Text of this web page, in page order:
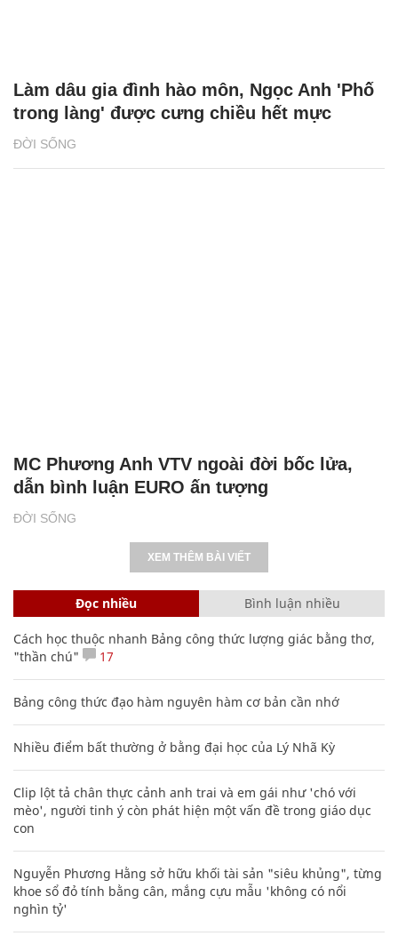
ĐỜI SỐNG
Làm dâu gia đình hào môn, Ngọc Anh 'Phố
trong làng' được cưng chiều hết mực
ĐỜI SỐNG
MC Phương Anh VTV ngoài đời bốc lửa,
dẫn bình luận EURO ấn tượng
XEM THÊM BÀI VIẾT
Đọc nhiều Bình luận nhiều
Cách học thuộc nhanh Bảng công thức lượng giác bằng thơ,
"thần chú"
17
Bảng công thức đạo hàm nguyên hàm cơ bản cần nhớ
Nhiều điểm bất thường ở bằng đại học của Lý Nhã Kỳ
Clip lột tả chân thực cảnh anh trai và em gái như 'chó với
mèo', người tinh ý còn phát hiện một vấn đề trong giáo dục
con
Nguyễn Phương Hằng sở hữu khối tài sản "siêu khủng", từng
khoe sổ đỏ tính bằng cân, mắng cựu mẫu 'không có nổi
nghìn tỷ'